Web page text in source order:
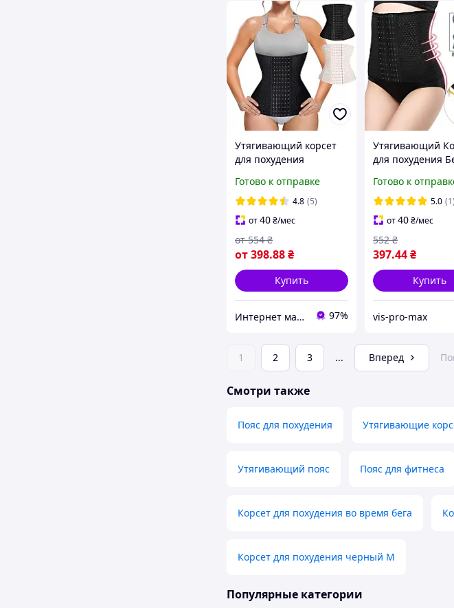
Утягивающий корсет
для похудения
ребрами жесткости без
бретелей , пояс для
похудения
Готово к отправке
4.8 (5)
от40₴/мес
от398.88₴
от 554 ₴
Купить
Интернет магазин MegaTextile 97%
Утягивающий
для похудения
послеродовой Без
бретелек для
живота
Готово к
5.0 (1)
от40₴/мес
397.44₴
552 ₴
Купить
vis-pro-max
1 2 3 ... Вперед
Смотри также
Пояс для похудения Утягивающие
Утягивающий пояс Пояс для фитнеса
Корсет для похудения во время бега
Корсет для похудения черный M
Популярные категории